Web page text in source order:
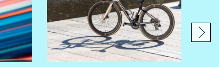
底比
ト、